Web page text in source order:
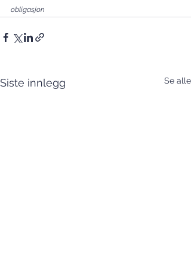
obligasjon
Siste innlegg Se alle